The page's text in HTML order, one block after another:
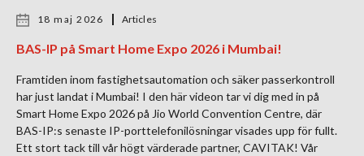
18 maj 2026 Articles
BAS-IP på Smart Home Expo 2026 i Mumbai!
Framtiden inom fastighetsautomation och säker passerkontroll
har just landat i Mumbai! I den här videon tar vi dig med in på
Smart Home Expo 2026 på Jio World Convention Centre, där
BAS-IP:s senaste IP-porttelefonilösningar visades upp för fullt.
Ett stort tack till vår högt värderade partner, CAVITAK! Vår